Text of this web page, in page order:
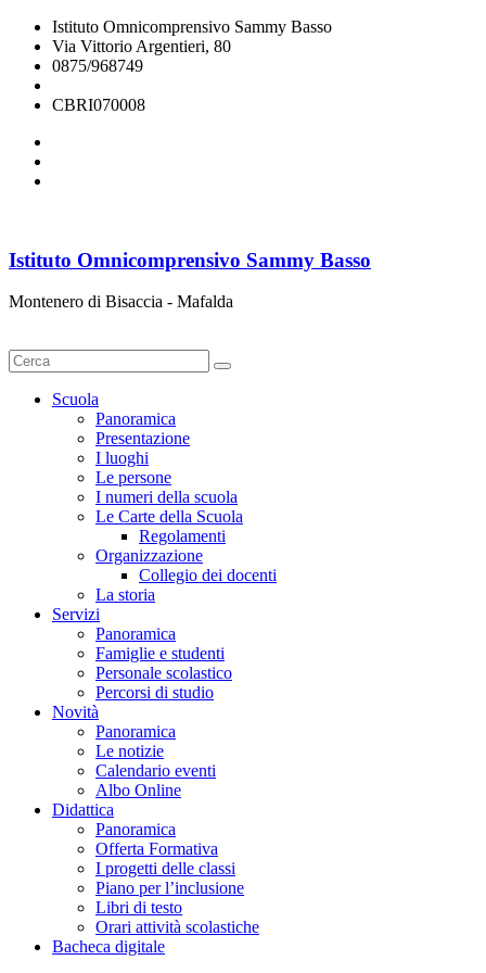
Istituto Omnicomprensivo Sammy Basso
Via Vittorio Argentieri, 80
0875/968749
CBRI070008
Istituto Omnicomprensivo Sammy Basso
Montenero di Bisaccia - Mafalda
Scuola
Panoramica
Presentazione
I luoghi
Le persone
I numeri della scuola
Le Carte della Scuola
Regolamenti
Organizzazione
Collegio dei docenti
La storia
Servizi
Panoramica
Famiglie e studenti
Personale scolastico
Percorsi di studio
Novità
Panoramica
Le notizie
Calendario eventi
Albo Online
Didattica
Panoramica
Offerta Formativa
I progetti delle classi
Piano per l’inclusione
Libri di testo
Orari attività scolastiche
Bacheca digitale